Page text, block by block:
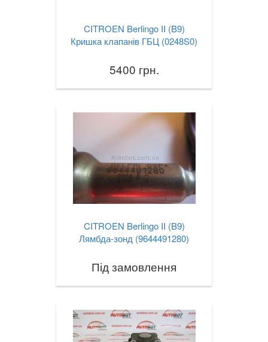
CITROEN Berlingo II (B9)
Кришка клапанів ГБЦ (0248S0)
5400 грн.
CITROEN Berlingo II (B9)
Лямбда-зонд (9644491280)
Під замовлення